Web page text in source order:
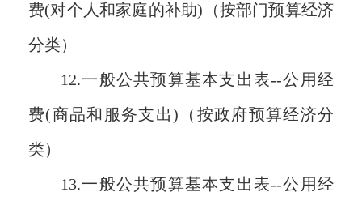
费(对个人和家庭的补助)（按部门预算经济
分类）
12.一般公共预算基本支出表--公用经
费(商品和服务支出)（按政府预算经济分
类）
13.一般公共预算基本支出表--公用经